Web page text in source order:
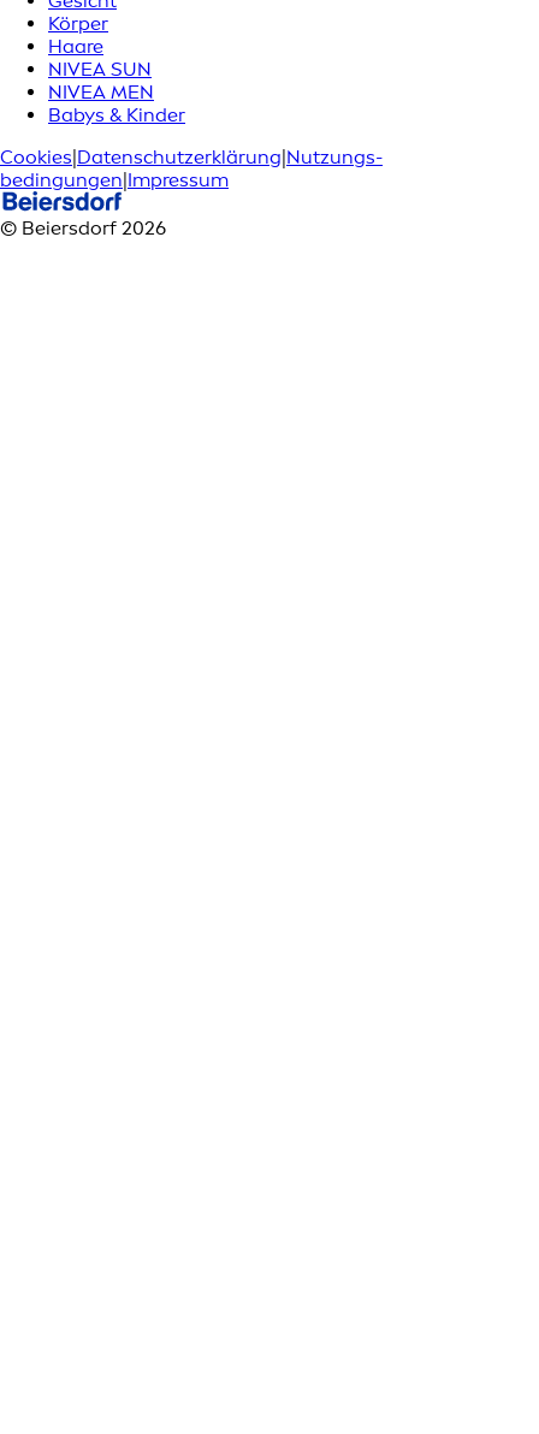
Körper
Haare
NIVEA SUN
NIVEA MEN
Babys & Kinder
Cookies Datenschutzerklärung Nutzungs­
bedingungen Impressum
© Beiersdorf 2026